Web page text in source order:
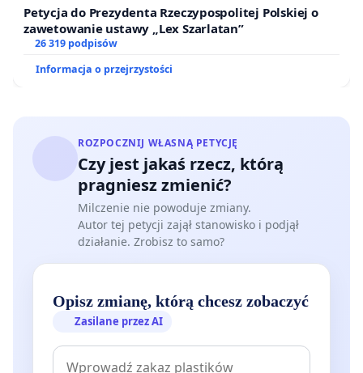
Petycja do Prezydenta Rzeczypospolitej Polskiej o
zawetowanie ustawy „Lex Szarlatan”
26 319 podpisów
Informacja o przejrzystości
ROZPOCZNIJ WŁASNĄ PETYCJĘ
Czy jest jakaś rzecz, którą
pragniesz zmienić?
Milczenie nie powoduje zmiany.
Autor tej petycji zajął stanowisko i podjął
działanie. Zrobisz to samo?
Opisz zmianę, którą chcesz zobaczyć
Zasilane przez AI